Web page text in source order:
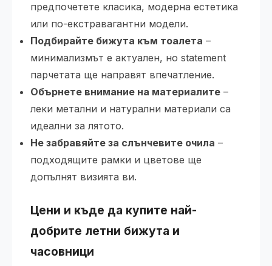
предпочетете класика, модерна естетика
или по-екстравагантни модели.
Подбирайте бижута към тоалета –
минимализмът е актуален, но statement
парчетата ще направят впечатление.
Обърнете внимание на материалите –
леки метални и натурални материали са
идеални за лятото.
Не забравяйте за слънчевите очила –
подходящите рамки и цветове ще
допълнят визията ви.
Цени и къде да купите най-
добрите летни бижута и
часовници